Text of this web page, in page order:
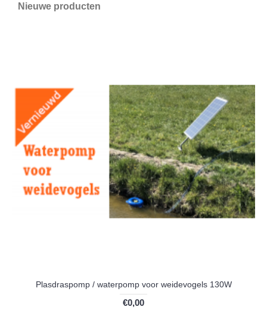
Nieuwe producten
Plasdraspomp / waterpomp voor weidevogels 130W
€0,00